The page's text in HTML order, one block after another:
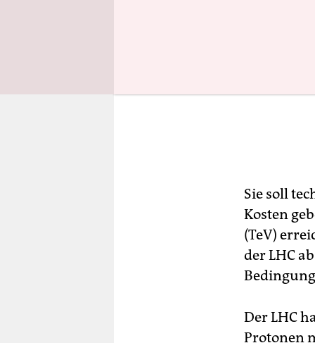
Sie soll
Kosten
(TeV)
der LHC
Der LHC
Protonen